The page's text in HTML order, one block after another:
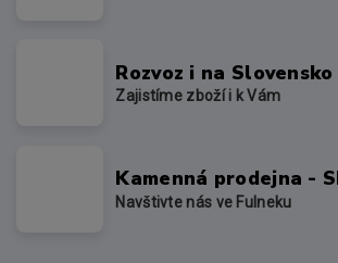
Rozvoz i na Slovensko
Zajistíme zboží i k Vám
Kamenná prodejna -
Navštivte nás ve Fulneku